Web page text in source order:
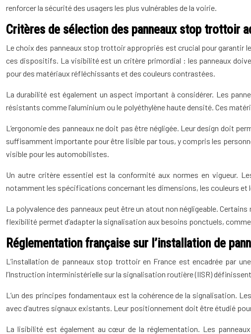
renforcer la sécurité des usagers les plus vulnérables de la voirie.
Critères de sélection des panneaux stop trottoir
Le choix des panneaux stop trottoir appropriés est crucial pour garantir
ces dispositifs. La visibilité est un critère primordial : les panneaux
pour des matériaux réfléchissants et des couleurs contrastées.
La durabilité est également un aspect important à considérer. Les
résistants comme l’aluminium ou le polyéthylène haute densité. Ces
L’ergonomie des panneaux ne doit pas être négligée. Leur design doit
suffisamment importante pour être lisible par tous, y compris les
visible pour les automobilistes.
Un autre critère essentiel est la conformité aux normes en vigueur.
notamment les spécifications concernant les dimensions, les couleurs
La polyvalence des panneaux peut être un atout non négligeable.
flexibilité permet d’adapter la signalisation aux besoins ponctuels,
Réglementation française sur l’installation de
L’installation de panneaux stop trottoir en France est encadrée par
l’Instruction interministérielle sur la signalisation routière (IISR)
L’un des principes fondamentaux est la cohérence de la signalisation.
avec d’autres signaux existants. Leur positionnement doit être étudié
La lisibilité est également au cœur de la réglementation. Les